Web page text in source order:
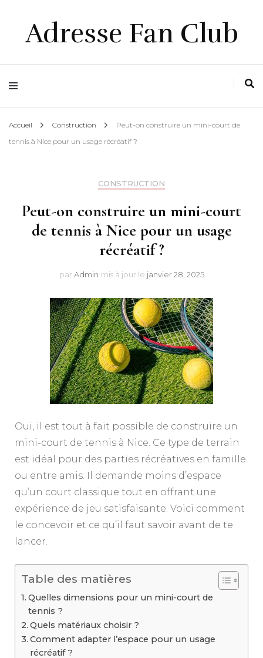
Adresse Fan Club
Accueil Construction
Peut-on construire un mini-court de
tennis à Nice pour un usage récréatif ?
CONSTRUCTION
Peut-on construire un mini-court
de tennis à Nice pour un usage
récréatif ?
par Admin mis à jour le janvier 28, 2025
Oui, il est tout à fait possible de construire un
mini-court de tennis à Nice. Ce type de terrain
est idéal pour des parties récréatives en famille
ou entre amis. Il demande moins d’espace
qu’un court classique tout en offrant une
expérience de jeu satisfaisante. Voici comment
le concevoir et ce qu’il faut savoir avant de te
lancer.
Table des matières
Quelles dimensions pour un mini-court de
tennis ?
Quels matériaux choisir ?
Comment adapter l’espace pour un usage
récréatif ?